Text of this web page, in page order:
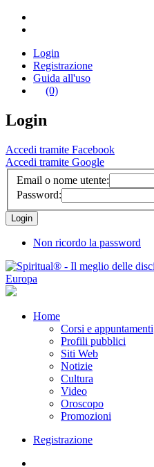
Login
Registrazione
Guida all'uso
(0)
Login
Accedi tramite Facebook
Accedi tramite Google
Email o nome utente:
Password:
Non ricordo la password
Home
Corsi e appuntamenti
Profili pubblici
Siti Web
Notizie
Cultura
Video
Oroscopo
Promozioni
Registrazione